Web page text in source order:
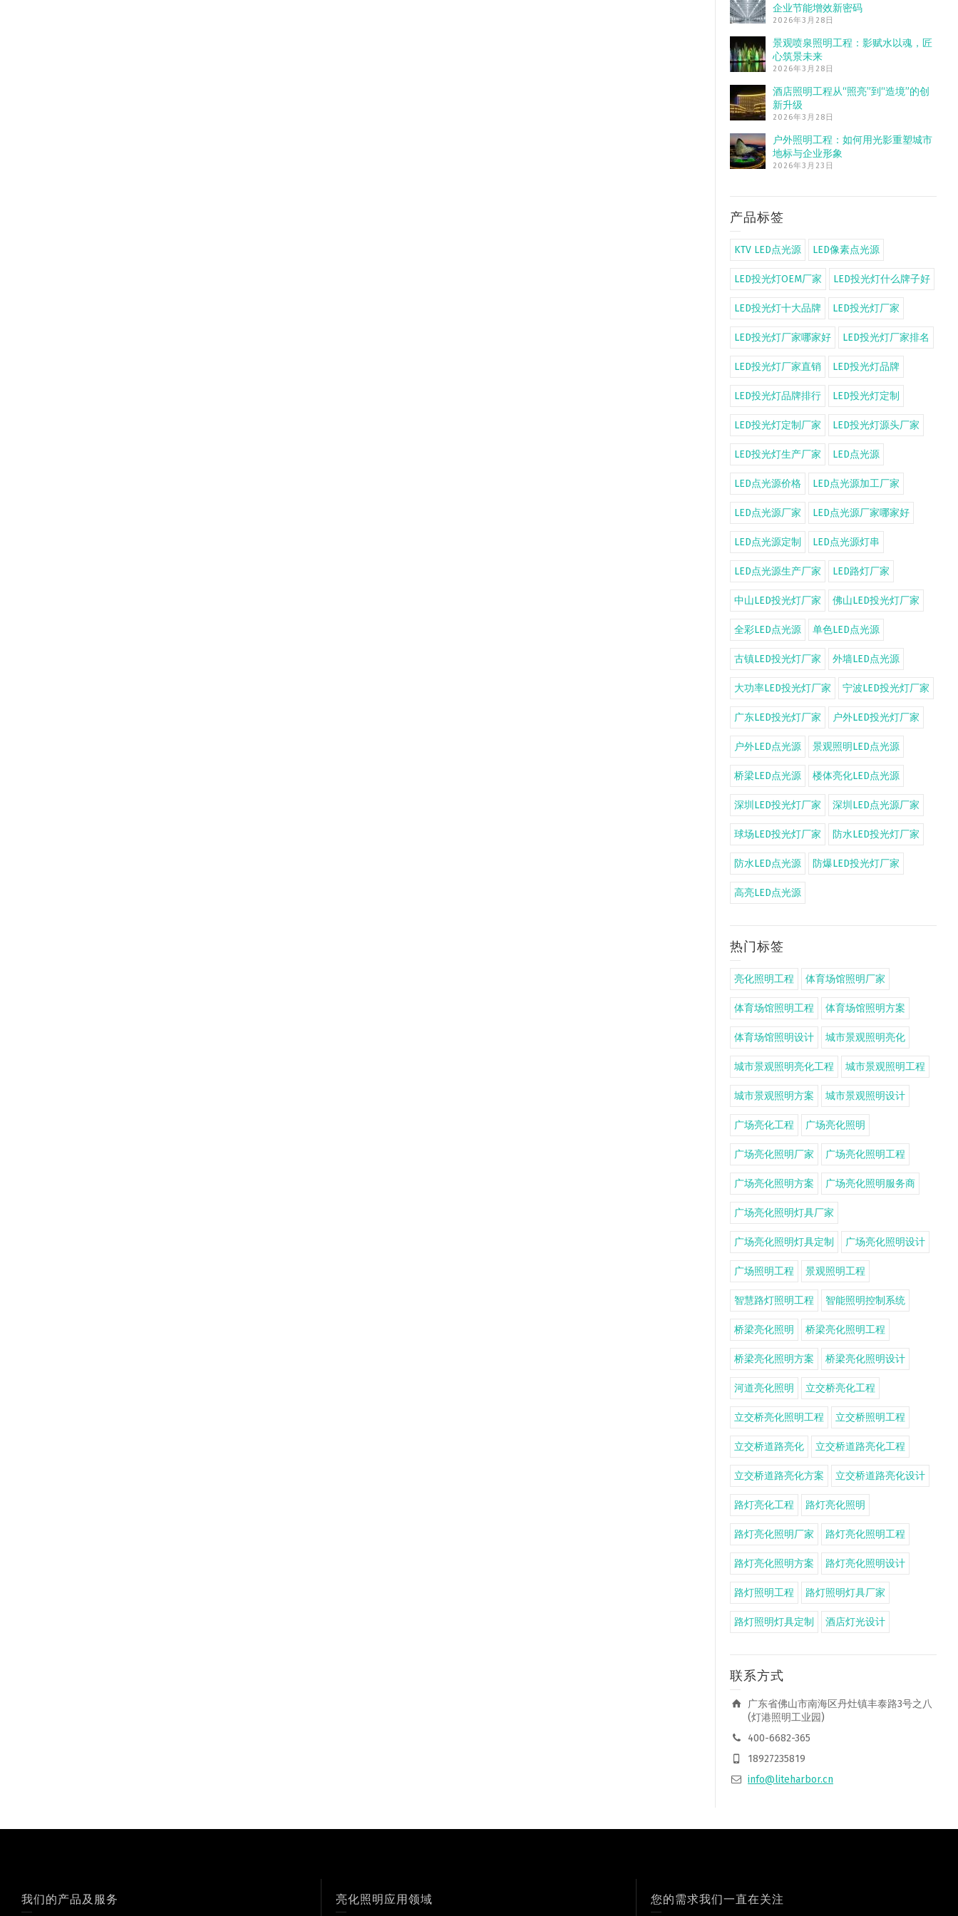
企业节能增效新密码
2026年3月28日
景观喷泉照明工程：影赋水以魂，匠
心筑景未来
2026年3月28日
酒店照明工程从“照亮”到“造境”的创
新升级
2026年3月28日
户外照明工程：如何用光影重塑城市
地标与企业形象
2026年3月23日
产品标签
KTV LED点光源 LED像素点光源
LED投光灯OEM厂家 LED投光灯什么牌子好
LED投光灯十大品牌 LED投光灯厂家
LED投光灯厂家哪家好 LED投光灯厂家排名
LED投光灯厂家直销 LED投光灯品牌
LED投光灯品牌排行 LED投光灯定制
LED投光灯定制厂家 LED投光灯源头厂家
LED投光灯生产厂家 LED点光源
LED点光源价格 LED点光源加工厂家
LED点光源厂家 LED点光源厂家哪家好
LED点光源定制 LED点光源灯串
LED点光源生产厂家 LED路灯厂家
中山LED投光灯厂家 佛山LED投光灯厂家
全彩LED点光源 单色LED点光源
古镇LED投光灯厂家 外墙LED点光源
大功率LED投光灯厂家 宁波LED投光灯厂家
广东LED投光灯厂家 户外LED投光灯厂家
户外LED点光源 景观照明LED点光源
桥梁LED点光源 楼体亮化LED点光源
深圳LED投光灯厂家 深圳LED点光源厂家
球场LED投光灯厂家 防水LED投光灯厂家
防水LED点光源 防爆LED投光灯厂家
高亮LED点光源
热门标签
亮化照明工程 体育场馆照明厂家
体育场馆照明工程 体育场馆照明方案
体育场馆照明设计 城市景观照明亮化
城市景观照明亮化工程 城市景观照明工程
城市景观照明方案 城市景观照明设计
广场亮化工程 广场亮化照明
广场亮化照明厂家 广场亮化照明工程
广场亮化照明方案 广场亮化照明服务商
广场亮化照明灯具厂家
广场亮化照明灯具定制 广场亮化照明设计
广场照明工程 景观照明工程
智慧路灯照明工程 智能照明控制系统
桥梁亮化照明 桥梁亮化照明工程
桥梁亮化照明方案 桥梁亮化照明设计
河道亮化照明 立交桥亮化工程
立交桥亮化照明工程 立交桥照明工程
立交桥道路亮化 立交桥道路亮化工程
立交桥道路亮化方案 立交桥道路亮化设计
路灯亮化工程 路灯亮化照明
路灯亮化照明厂家 路灯亮化照明工程
路灯亮化照明方案 路灯亮化照明设计
路灯照明工程 路灯照明灯具厂家
路灯照明灯具定制 酒店灯光设计
联系方式
广东省佛山市南海区丹灶镇丰泰路3号之八
(灯港照明工业园)
400-6682-365
18927235819
info@liteharbor.cn
我们的产品及服务 亮化照明应用领域 您的需求我们一直在关注